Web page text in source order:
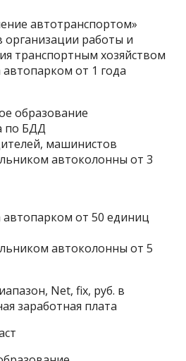
автотранспортом»
работы и
транспортным хозяйством
от 1 года
образование
по БДД
машинистов
автоколонны от 3
от 50 единиц
автоколонны от 5
Net, fix, руб. в
заработная плата